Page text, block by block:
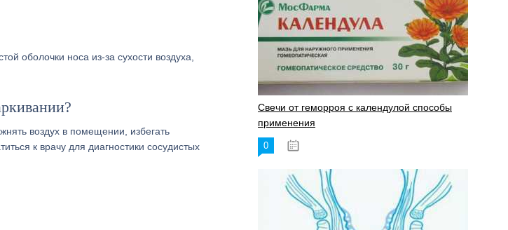
оболочки носа из-за сухости воздуха,
воздух в помещении, избегать
к врачу для диагностики сосудистых
Свечи от геморроя с календулой способы
применения
0